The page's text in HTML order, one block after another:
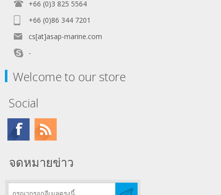
+66 (0)3 825 5564
+66 (0)86 344 7201
cs[at]asap-marine.com
-
Welcome to our store
Social
จดหมายข่าว